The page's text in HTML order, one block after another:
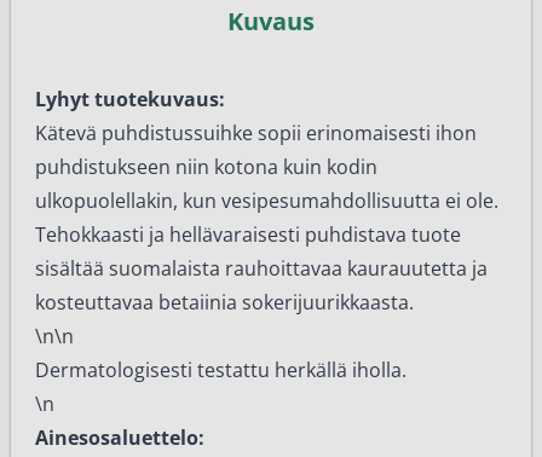
Kuvaus
Lyhyt tuotekuvaus:
Kätevä puhdistussuihke sopii erinomaisesti ihon
puhdistukseen niin kotona kuin kodin
ulkopuolellakin, kun vesipesumahdollisuutta ei ole.
Tehokkaasti ja hellävaraisesti puhdistava tuote
sisältää suomalaista rauhoittavaa kaurauutetta ja
kosteuttavaa betaiinia sokerijuurikkaasta.
\n\n
Dermatologisesti testattu herkällä iholla.
\n
Ainesosaluettelo: